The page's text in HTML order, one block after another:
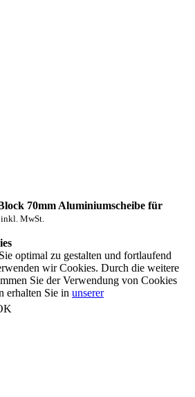
70mm Aluminiumscheibe für
inkl. MwSt.
optimal zu gestalten und fortlaufend
wir Cookies. Durch die weitere
Sie der Verwendung von Cookies
erhalten Sie in unserer